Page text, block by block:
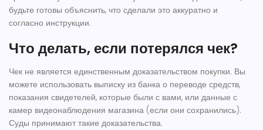
будьте готовы объяснить, что сделали это аккуратно и
согласно инструкции.
Что делать, если потерялся чек?
Чек не является единственным доказательством покупки. Вы
можете использовать выписку из банка о переводе средств,
показания свидетелей, которые были с вами, или данные с
камер видеонаблюдения магазина (если они сохранились).
Суды принимают такие доказательства.